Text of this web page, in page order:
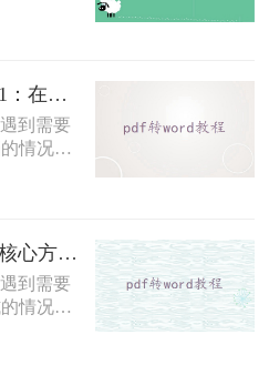
件转换
种将
PDF转Word转换路径5选1：在线、软件、手机端各场景最优解！
到需要
情况，
那么pdf
五种将
PDF转为Word格式：2种核心方法的适用场景和操作差异！
到需要
情况，
那么如
将介绍